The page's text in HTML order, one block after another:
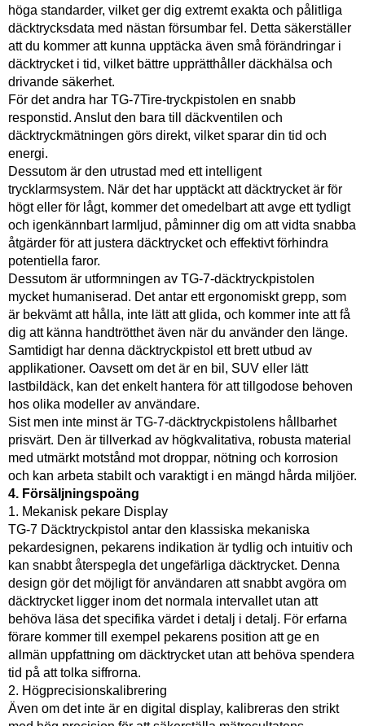
höga standarder, vilket ger dig extremt exakta och pålitliga
däcktrycksdata med nästan försumbar fel. Detta säkerställer
att du kommer att kunna upptäcka även små förändringar i
däcktrycket i tid, vilket bättre upprätthåller däckhälsa och
drivande säkerhet.
För det andra har TG-7Tire-tryckpistolen en snabb
responstid. Anslut den bara till däckventilen och
däcktryckmätningen görs direkt, vilket sparar din tid och
energi.
Dessutom är den utrustad med ett intelligent
trycklarmsystem. När det har upptäckt att däcktrycket är för
högt eller för lågt, kommer det omedelbart att avge ett tydligt
och igenkännbart larmljud, påminner dig om att vidta snabba
åtgärder för att justera däcktrycket och effektivt förhindra
potentiella faror.
Dessutom är utformningen av TG-7-däcktryckpistolen
mycket humaniserad. Det antar ett ergonomiskt grepp, som
är bekvämt att hålla, inte lätt att glida, och kommer inte att få
dig att känna handtrötthet även när du använder den länge.
Samtidigt har denna däcktryckpistol ett brett utbud av
applikationer. Oavsett om det är en bil, SUV eller lätt
lastbildäck, kan det enkelt hantera för att tillgodose behoven
hos olika modeller av användare.
Sist men inte minst är TG-7-däcktryckpistolens hållbarhet
prisvärt. Den är tillverkad av högkvalitativa, robusta material
med utmärkt motstånd mot droppar, nötning och korrosion
och kan arbeta stabilt och varaktigt i en mängd hårda miljöer.
4. Försäljningspoäng
1. Mekanisk pekare Display
TG-7 Däcktryckpistol antar den klassiska mekaniska
pekardesignen, pekarens indikation är tydlig och intuitiv och
kan snabbt återspegla det ungefärliga däcktrycket. Denna
design gör det möjligt för användaren att snabbt avgöra om
däcktrycket ligger inom det normala intervallet utan att
behöva läsa det specifika värdet i detalj i detalj. För erfarna
förare kommer till exempel pekarens position att ge en
allmän uppfattning om däcktrycket utan att behöva spendera
tid på att tolka siffrorna.
2. Högprecisionskalibrering
Även om det inte är en digital display, kalibreras den strikt